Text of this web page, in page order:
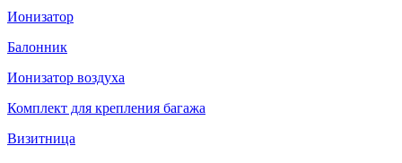
Ионизатор
Балонник
Ионизатор воздуха
Комплект для крепления багажа
Визитница